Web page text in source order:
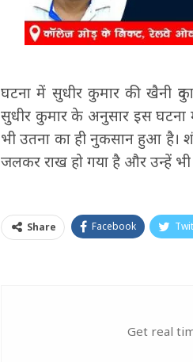
घटना में सुधीर कुमार की खैनी
सुधीर कुमार के अनुसार इस
भी उतना का ही नुकसान हुआ है।
जलकर राख हो गया है और उन्हें
Share Facebook
Get real